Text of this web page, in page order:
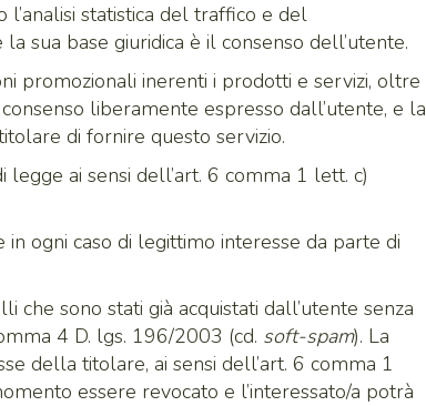
statistica del traffico e del
sua base giuridica è il consenso dell’utente.
promozionali inerenti i prodotti e servizi, oltre
liberamente espresso dall’utente, e la
di fornire questo servizio.
ai sensi dell’art. 6 comma 1 lett. c)
ogni caso di legittimo interesse da parte di
che sono stati già acquistati dall’utente senza
4 D. lgs. 196/2003 (cd. soft-spam). La
della titolare, ai sensi dell’art. 6 comma 1
essere revocato e l’interessato/a potrà